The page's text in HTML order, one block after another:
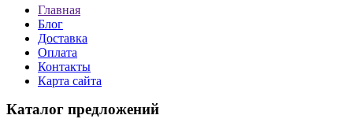
Главная
Блог
Доставка
Оплата
Контакты
Карта сайта
Каталог предложений